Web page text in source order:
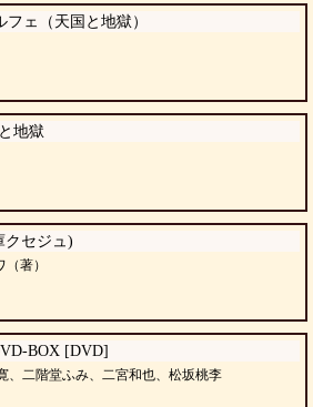
フェ（天国と地獄）
地獄
クセジュ)
著）
BOX [DVD]
、二階堂ふみ、二宮和也、松坂桃李